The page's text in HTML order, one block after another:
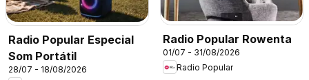
Radio Popular Especial
Som Portátil
28/07 - 18/08/2026
Radio Popular Rowenta
01/07 - 31/08/2026
Radio Popular